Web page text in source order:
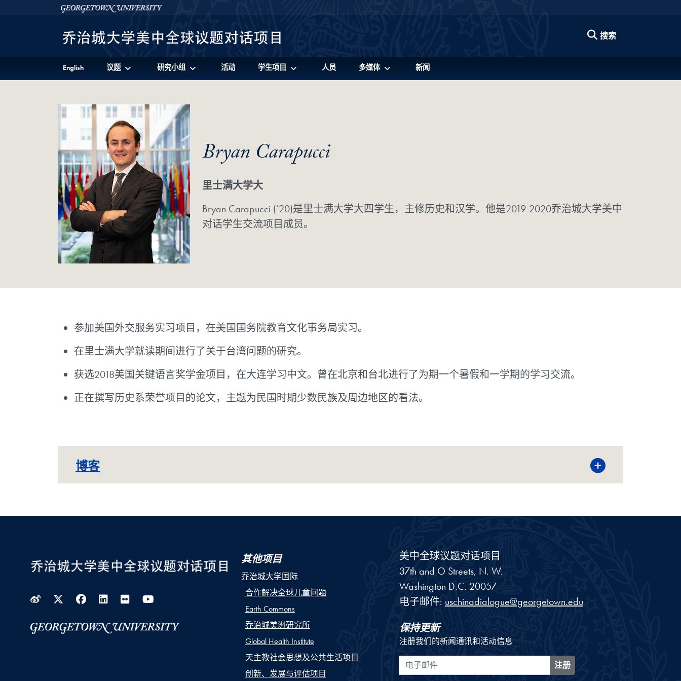
Skip to 美中全球议题对话项目 Full Site Menu
Skip to main contentGeorgetown University
搜索
English 议题 研究小组 活动 学生项目 人员 多媒体 新闻
Bryan Carapucci
里士满大学大
Bryan Carapucci (’20)是里士满大学大四学生，主修历史和汉学。他是2019-2020乔治城大学美中
对话学生交流项目成员。
参加美国外交服务实习项目，在美国国务院教育文化事务局实习。
​在里士满大学就读期间进行了关于台湾问题的研究。
获选2018美国关键语言奖学金项目，在大连学习中文。曾在北京和台北进行了为期一个暑假和一学期的学习交流。
正在撰写历史系荣誉项目的论文，主题为民国时期少数民族及周边地区的看法。
博客
WeiboTwitter
Facebook
LinkedIn
Flickr
其他项目
乔治城大学国际
合作解决全球儿童问题
Earth Commons
乔治城美洲研究所
Global Health Institute
天主教社会思想及公共生活项目
创新、发展与评估项目
美中全球议题对话项目
37th and O Streets, N. W.
Washington D.C. 20057
电子邮件: uschinadialogue@georgetown.edu
保持更新
注册我们的新闻通讯和活动信息
电子邮件 注册